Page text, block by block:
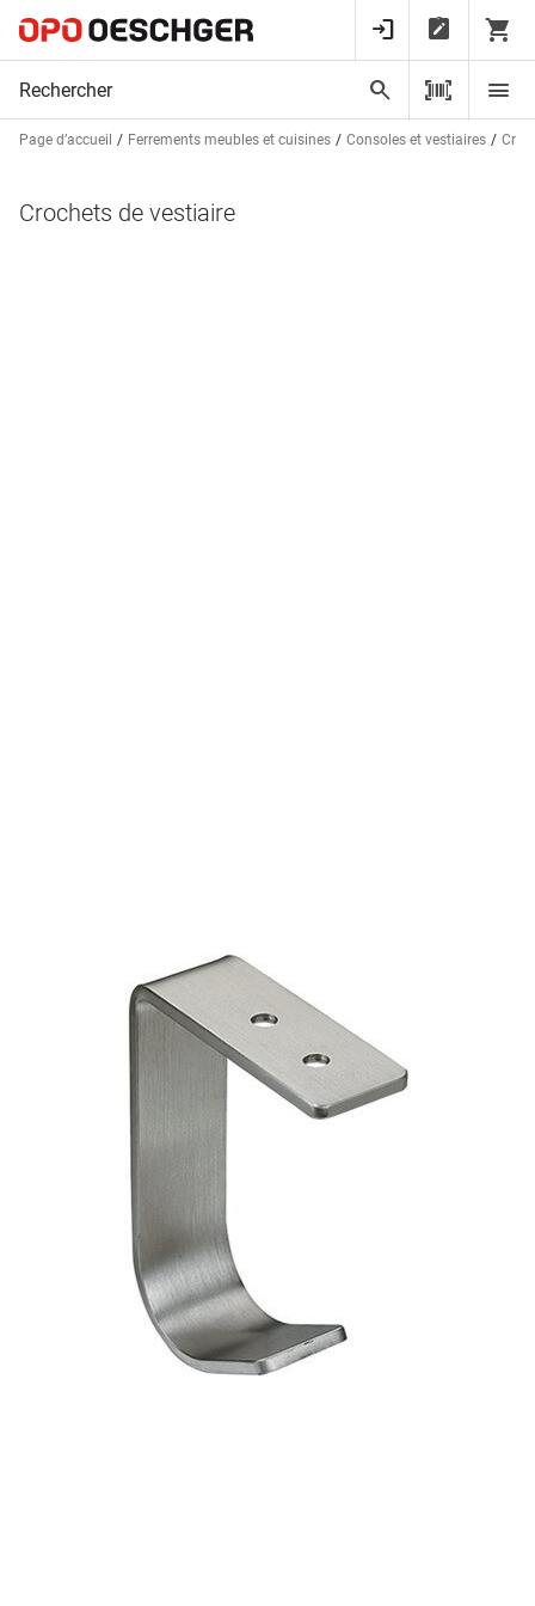
Page d’accueil Ferrements meubles et cuisines Consoles et vestiaires
Crochets de vestiaire